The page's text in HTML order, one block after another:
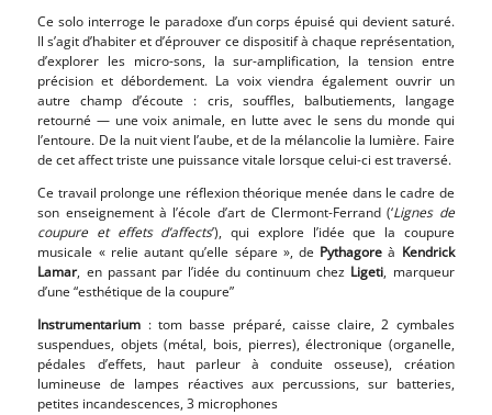
Ce solo interroge le paradoxe d’un corps épuisé qui devient saturé.
Il s’agit d’habiter et d’éprouver ce dispositif à chaque représentation,
d’explorer les micro-sons, la sur-amplification, la tension entre
précision et débordement. La voix viendra également ouvrir un
autre champ d’écoute : cris, souffles, balbutiements, langage
retourné — une voix animale, en lutte avec le sens du monde qui
l’entoure. De la nuit vient l’aube, et de la mélancolie la lumière. Faire
de cet affect triste une puissance vitale lorsque celui-ci est traversé.
Ce travail prolonge une réflexion théorique menée dans le cadre de
son enseignement à l’école d’art de Clermont-Ferrand (‘Lignes de
coupure et effets d’affects’), qui explore l’idée que la coupure
musicale « relie autant qu’elle sépare », de Pythagore à Kendrick
Lamar, en passant par l’idée du continuum chez Ligeti, marqueur
d’une “esthétique de la coupure”
Instrumentarium : tom basse préparé, caisse claire, 2 cymbales
suspendues, objets (métal, bois, pierres), électronique (organelle,
pédales d’effets, haut parleur à conduite osseuse), création
lumineuse de lampes réactives aux percussions, sur batteries,
petites incandescences, 3 microphones